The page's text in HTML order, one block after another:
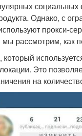
Однако, с
прокси-
рассмотрим, как
Это
на